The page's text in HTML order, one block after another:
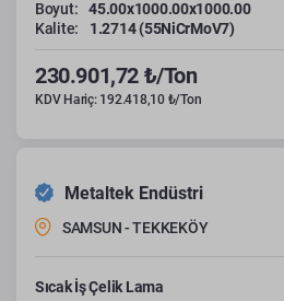
Boyut:
45.00x1000.00x1000.00
Kalite:
1.2714 (55NiCrMoV7)
230.901,72 ₺/Ton
KDV Hariç: 192.418,10 ₺/Ton
Metaltek Endüstri
SAMSUN - TEKKEKÖY
Sıcak İş Çelik Lama